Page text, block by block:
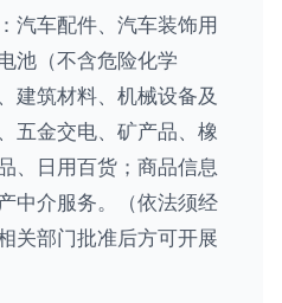
汽车配件、汽车装饰用
池（不含危险化学
建筑材料、机械设备及
五金交电、矿产品、橡
、日用百货；商品信息
中介服务。（依法须经
关部门批准后方可开展